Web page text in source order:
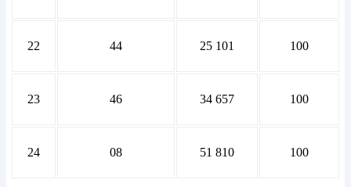
22 44 25 101 100
23 46 34 657 100
24 08 51 810 100